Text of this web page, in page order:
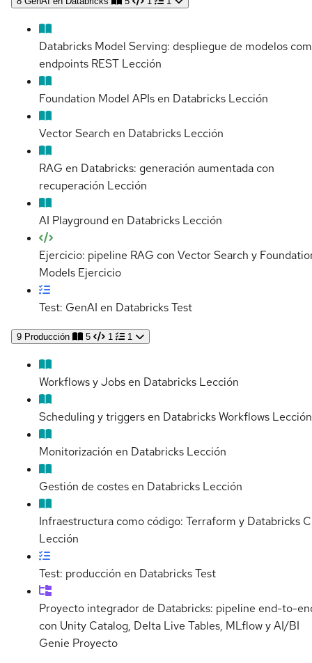
Databricks Model Serving: despliegue de modelos
endpoints REST Lección
Foundation Model APIs en Databricks Lección
Vector Search en Databricks Lección
RAG en Databricks: generación aumentada con
recuperación Lección
AI Playground en Databricks Lección
Ejercicio: pipeline RAG con Vector Search y
Models Ejercicio
Test: GenAI en DatabricksTest
9 Producción 5 1 1
Workflows y Jobs en Databricks Lección
Scheduling y triggers en Databricks Workflows Lección
Monitorización en Databricks Lección
Gestión de costes en Databricks Lección
Infraestructura como código: Terraform y Databricks
Lección
Test: producción en DatabricksTest
Proyecto integrador de Databricks: pipeline end-to-
con Unity Catalog, Delta Live Tables, MLflow y AI/BI
Genie Proyecto